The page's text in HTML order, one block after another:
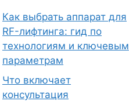
Как выбрать аппарат для
RF-лифтинга: гид по
технологиям и ключевым
параметрам
Что включает
консультация